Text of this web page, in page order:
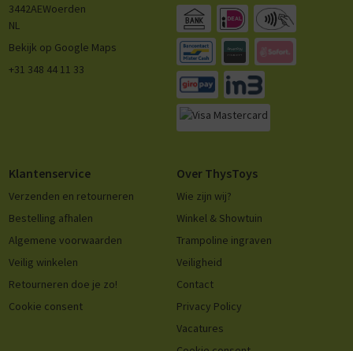
3442AEWoerden
NL
Bekijk op Google Maps
+31 348 44 11 33
Klantenservice
Verzenden en retourneren
Bestelling afhalen
Algemene voorwaarden
Veilig winkelen
Retourneren doe je zo!
Cookie consent
Over ThysToys
Wie zijn wij?
Winkel & Showtuin
Trampoline ingraven
Veiligheid
Contact
Privacy Policy
Vacatures